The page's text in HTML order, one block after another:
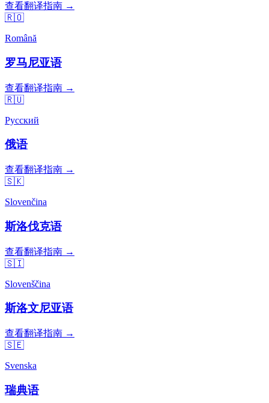
查看翻译指南 →
🇷🇴
Română
罗马尼亚语
查看翻译指南 →
🇷🇺
Русский
俄语
查看翻译指南 →
🇸🇰
Slovenčina
斯洛伐克语
查看翻译指南 →
🇸🇮
Slovenščina
斯洛文尼亚语
查看翻译指南 →
🇸🇪
Svenska
瑞典语